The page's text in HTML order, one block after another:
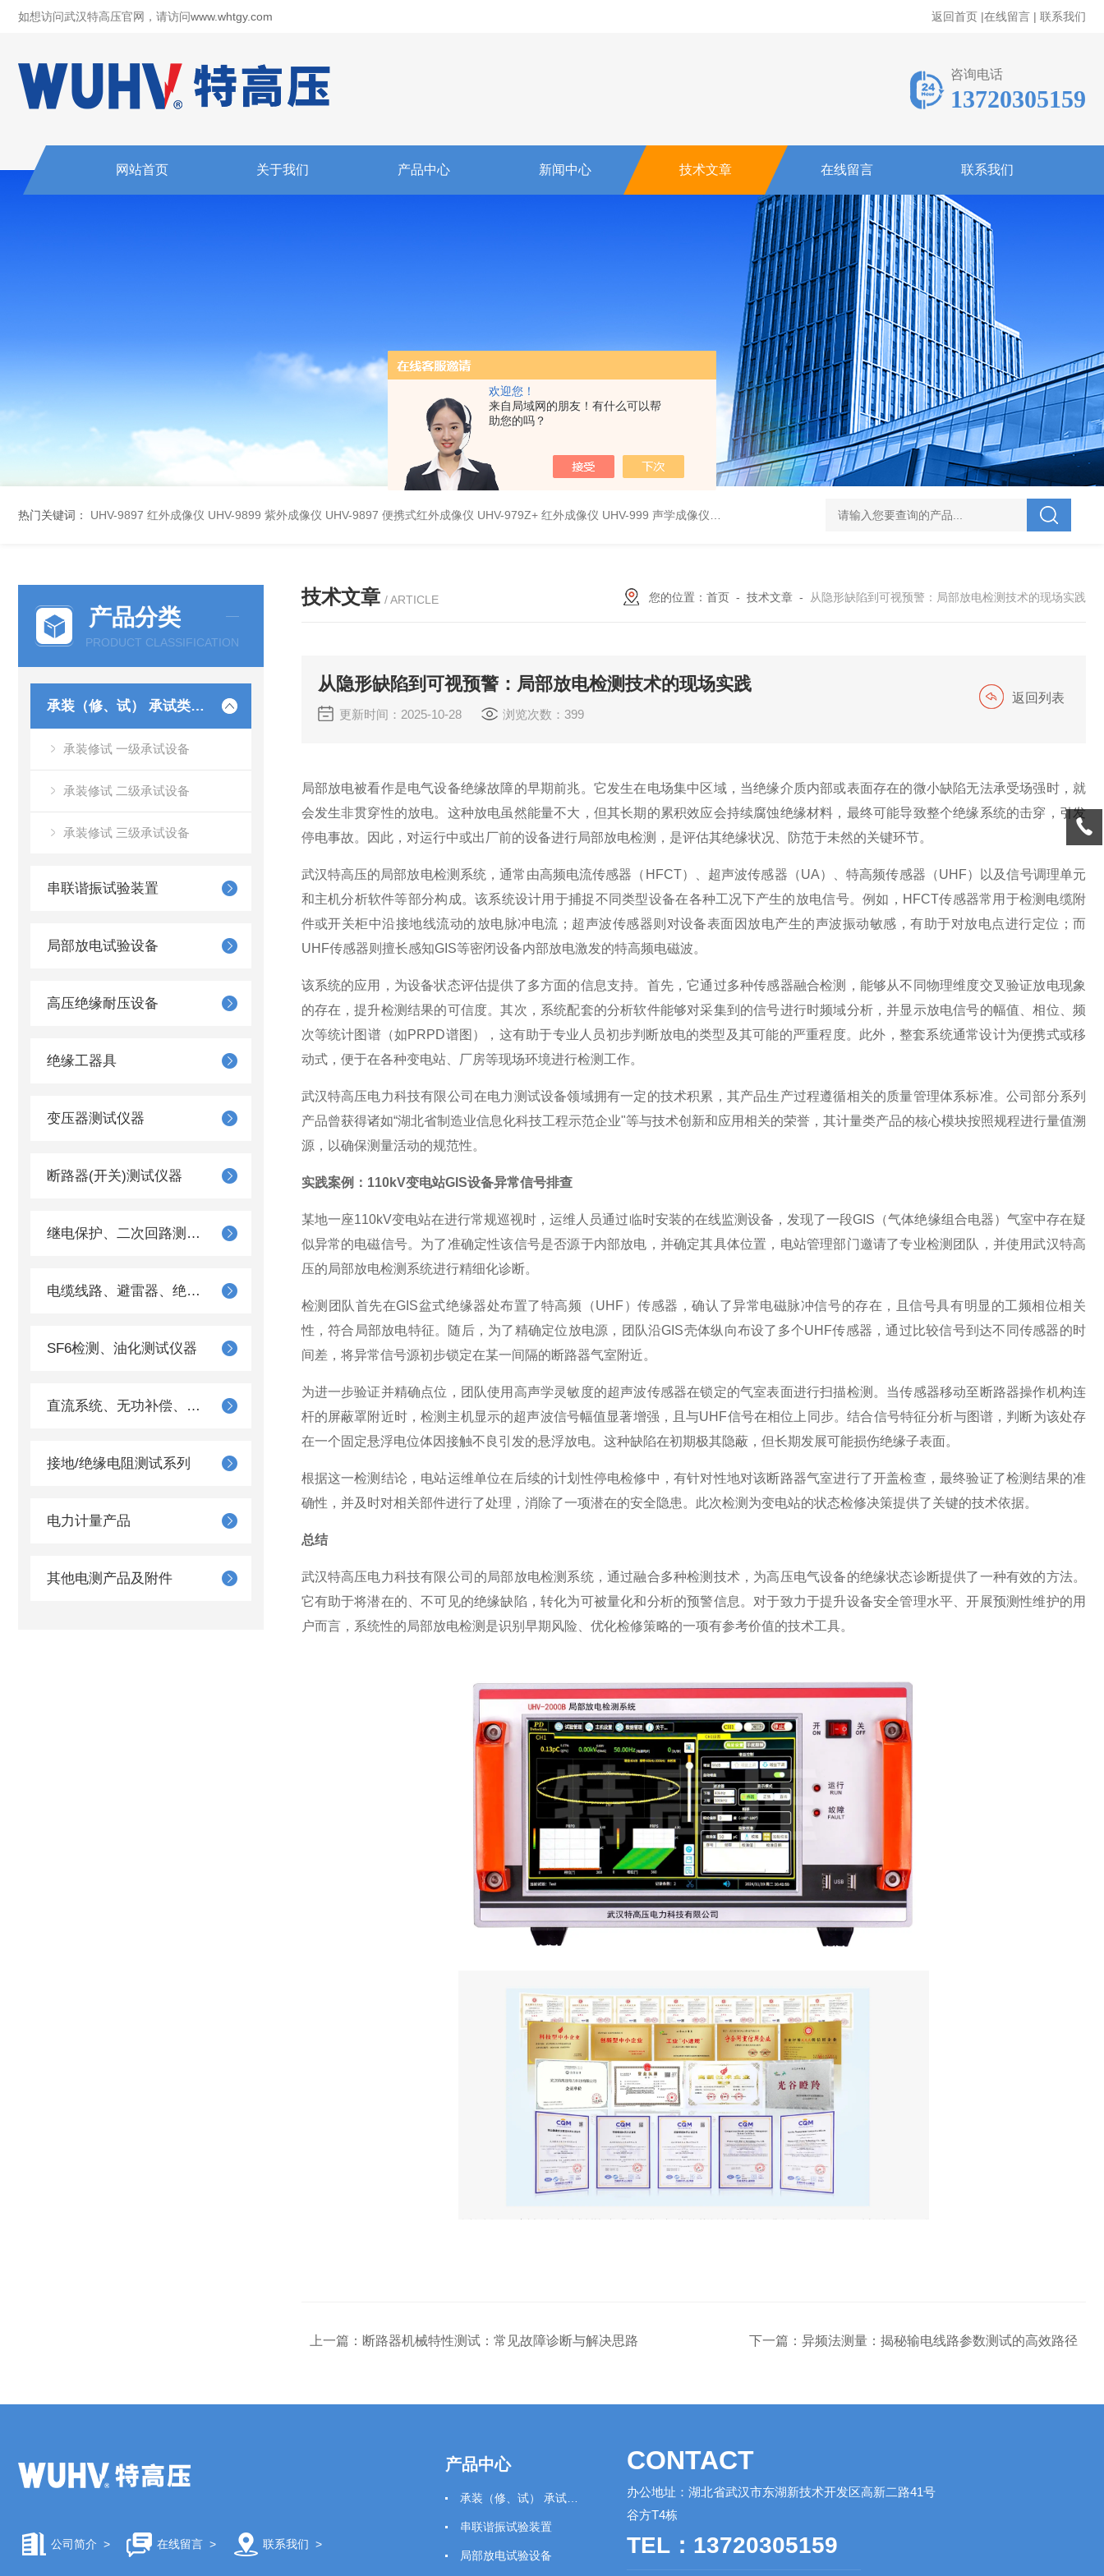
欢迎您！
来自局域网的朋友！有什么可以帮
助您的吗？
如想访问武汉特高压官网，请访问www.whtgy.com 返回首页 |在线留言 | 联系我们
咨询电话
13720305159
网站首页 关于我们 产品中心 新闻中心 技术文章 在线留言 联系我们
热门关键词： UHV-9897 红外成像仪 UHV-9899 紫外成像仪 UHV-9897 便携式红外成像仪 UHV-979Z+ 红外成像仪 UHV-999 声学成像仪 UHV-995 电力综合试验车 UHV-701 级差配合测试仪 UHV-646 全自动水溶
产品分类
PRODUCT CLASSIFICATION
承装（修、试） 承试类仪器
承装修试 一级承试设备
承装修试 二级承试设备
承装修试 三级承试设备
串联谐振试验装置
局部放电试验设备
高压绝缘耐压设备
绝缘工器具
变压器测试仪器
断路器(开关)测试仪器
继电保护、二次回路测试仪器
电缆线路、避雷器、绝缘子测试仪器
SF6检测、油化测试仪器
直流系统、无功补偿、电池电机检测仪器
接地/绝缘电阻测试系列
电力计量产品
其他电测产品及附件
技术文章 / ARTICLE 您的位置： 首页 - 技术文章 - 从隐形缺陷到可视预警：局部放电检测技术的现场实践
从隐形缺陷到可视预警：局部放电检测技术的现场实践
更新时间：2025-10-28 浏览次数：399
返回列表
局部放电被看作是电气设备绝缘故障的早期前兆。它发生在电场集中区域，当绝缘介质内部或表面存在的微小缺陷无法承受场强时，就
会发生非贯穿性的放电。这种放电虽然能量不大，但其长期的累积效应会持续腐蚀绝缘材料，最终可能导致整个绝缘系统的击穿，引发
停电事故。因此，对运行中或出厂前的设备进行局部放电检测，是评估其绝缘状况、防范于未然的关键环节。
武汉特高压的局部放电检测系统，通常由高频电流传感器（HFCT）、超声波传感器（UA）、特高频传感器（UHF）以及信号调理单元
和主机分析软件等部分构成。该系统设计用于捕捉不同类型设备在各种工况下产生的放电信号。例如，HFCT传感器常用于检测电缆附
件或开关柜中沿接地线流动的放电脉冲电流；超声波传感器则对设备表面因放电产生的声波振动敏感，有助于对放电点进行定位；而
UHF传感器则擅长感知GIS等密闭设备内部放电激发的特高频电磁波。
该系统的应用，为设备状态评估提供了多方面的信息支持。首先，它通过多种传感器融合检测，能够从不同物理维度交叉验证放电现象
的存在，提升检测结果的可信度。其次，系统配套的分析软件能够对采集到的信号进行时频域分析，并显示放电信号的幅值、相位、频
次等统计图谱（如PRPD谱图），这有助于专业人员初步判断放电的类型及其可能的严重程度。此外，整套系统通常设计为便携式或移
动式，便于在各种变电站、厂房等现场环境进行检测工作。
武汉特高压电力科技有限公司在电力测试设备领域拥有一定的技术积累，其产品生产过程遵循相关的质量管理体系标准。公司部分系列
产品曾获得诸如“湖北省制造业信息化科技工程示范企业"等与技术创新和应用相关的荣誉，其计量类产品的核心模块按照规程进行量值溯
源，以确保测量活动的规范性。
实践案例：110kV变电站GIS设备异常信号排查
某地一座110kV变电站在进行常规巡视时，运维人员通过临时安装的在线监测设备，发现了一段GIS（气体绝缘组合电器）气室中存在疑
似异常的电磁信号。为了准确定性该信号是否源于内部放电，并确定其具体位置，电站管理部门邀请了专业检测团队，并使用武汉特高
压的局部放电检测系统进行精细化诊断。
检测团队首先在GIS盆式绝缘器处布置了特高频（UHF）传感器，确认了异常电磁脉冲信号的存在，且信号具有明显的工频相位相关
性，符合局部放电特征。随后，为了精确定位放电源，团队沿GIS壳体纵向布设了多个UHF传感器，通过比较信号到达不同传感器的时
间差，将异常信号源初步锁定在某一间隔的断路器气室附近。
为进一步验证并精确点位，团队使用高声学灵敏度的超声波传感器在锁定的气室表面进行扫描检测。当传感器移动至断路器操作机构连
杆的屏蔽罩附近时，检测主机显示的超声波信号幅值显著增强，且与UHF信号在相位上同步。结合信号特征分析与图谱，判断为该处存
在一个固定悬浮电位体因接触不良引发的悬浮放电。这种缺陷在初期极其隐蔽，但长期发展可能损伤绝缘子表面。
根据这一检测结论，电站运维单位在后续的计划性停电检修中，有针对性地对该断路器气室进行了开盖检查，最终验证了检测结果的准
确性，并及时对相关部件进行了处理，消除了一项潜在的安全隐患。此次检测为变电站的状态检修决策提供了关键的技术依据。
总结
武汉特高压电力科技有限公司的局部放电检测系统，通过融合多种检测技术，为高压电气设备的绝缘状态诊断提供了一种有效的方法。
它有助于将潜在的、不可见的绝缘缺陷，转化为可被量化和分析的预警信息。对于致力于提升设备安全管理水平、开展预测性维护的用
户而言，系统性的局部放电检测是识别早期风险、优化检修策略的一项有参考价值的技术工具。
上一篇： 断路器机械特性测试：常见故障诊断与解决思路 下一篇： 异频法测量：揭秘输电线路参数测试的高效路径
公司简介 > 在线留言> 联系我们 >
产品中心
串联谐振试验装置
局部放电试验设备
CONTACT
办公地址：湖北省武汉市东湖新技术开发区高新二路41号
谷方T4栋
TEL：13720305159